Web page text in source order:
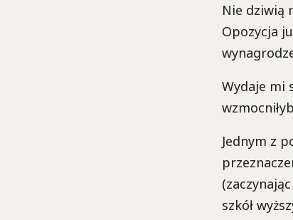
Nie dziwią
Opozycja
Wydaje mi
Jednym z
szkół